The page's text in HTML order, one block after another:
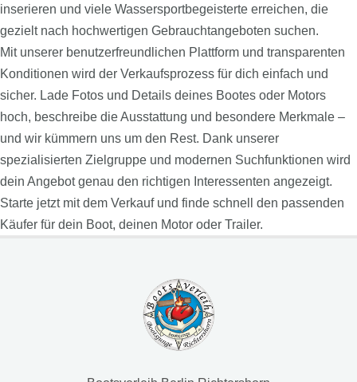
inserieren und viele Wassersportbegeisterte erreichen, die
gezielt nach hochwertigen Gebrauchtangeboten suchen.
Mit unserer benutzerfreundlichen Plattform und transparenten
Konditionen wird der Verkaufsprozess für dich einfach und
sicher. Lade Fotos und Details deines Bootes oder Motors
hoch, beschreibe die Ausstattung und besondere Merkmale –
und wir kümmern uns um den Rest. Dank unserer
spezialisierten Zielgruppe und modernen Suchfunktionen wird
dein Angebot genau den richtigen Interessenten angezeigt.
Starte jetzt mit dem Verkauf und finde schnell den passenden
Käufer für dein Boot, deinen Motor oder Trailer.